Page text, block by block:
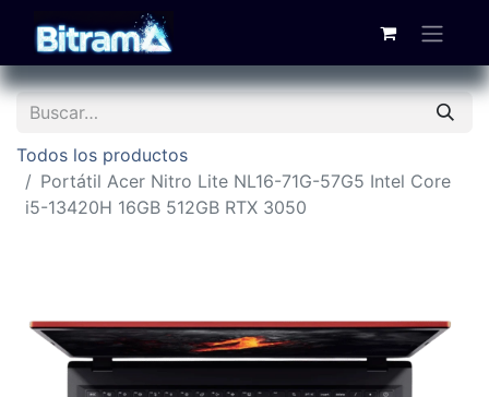
Todos los productos
Portátil Acer Nitro Lite NL16-71G-57G5 Intel Core
i5-13420H 16GB 512GB RTX 3050